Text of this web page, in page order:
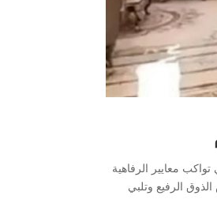
معايير الرفاهية
الرفيع وتلبي